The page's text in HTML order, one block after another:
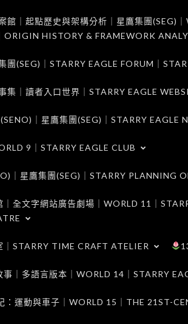
館｜起點歷史與架構分析｜星鷹集團(SEG)
HISTORY & FRAMEWORK
團(SEG)｜STARRY EAGLE FORUM｜
集｜讀者入口世界｜STARRY EAGLE
｜星鷹集團(SEG)｜STARRY EAGLE
9｜STARRY EAGLE CLUB
｜星鷹集團(SEG)｜STARRY PLANNING
｜全文字網站廣告劇場｜WORLD 11｜
｜STARRY TIME CRAFT ATELIER
事｜多語言版本｜WORLD 14｜STARRY
：運動與車子｜WORLD 15｜THE 21ST-